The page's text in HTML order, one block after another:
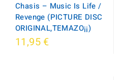
Chasis – Music Is Life /
Revenge (PICTURE DISC
ORIGINAL,TEMAZO¡¡)
11,95 €